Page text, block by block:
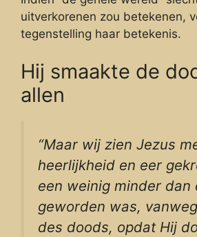
uitverkorenen zou betekenen,
tegenstelling haar betekenis.
Hij smaakte de
allen
“Maar wij zien Jezus
heerlijkheid en eer
een weinig minder dan
geworden was,
des doods, opdat Hij